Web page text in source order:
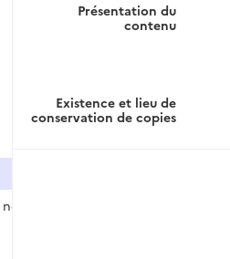
Présentation du
contenu
Existence et lieu de
conservation de copies